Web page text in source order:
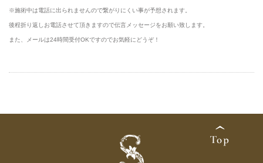
※施術中は電話に出られませんので繋がりにくい事が予想されます。
後程折り返しお電話させて頂きますので伝言メッセージをお願い致します。
また、 メールは24時間受付OKですのでお気軽にどうぞ！